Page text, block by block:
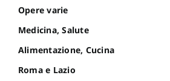
Opere varie
Medicina, Salute
Alimentazione, Cucina
Roma e Lazio